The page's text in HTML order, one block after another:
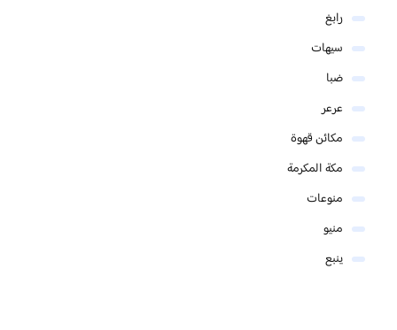
رابغ
سيهات
ضبا
عرعر
مكائن قهوة
مكة المكرمة
منوعات
منيو
ينبع